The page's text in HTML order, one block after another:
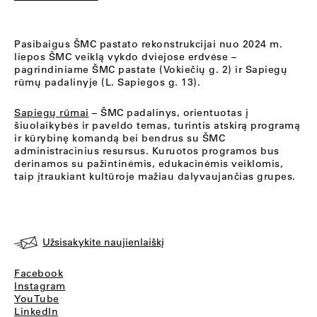
Pasibaigus ŠMC pastato rekonstrukcijai nuo 2024 m.
liepos ŠMC veiklą vykdo dviejose erdvėse –
pagrindiniame ŠMC pastate (Vokiečių g. 2) ir Sapiegų
rūmų padalinyje (L. Sapiegos g. 13).
Sapiegų rūmai – ŠMC padalinys, orientuotas į
šiuolaikybės ir paveldo temas, turintis atskirą programą
ir kūrybinę komandą bei bendrus su ŠMC
administracinius resursus. Kuruotos programos bus
derinamos su pažintinėmis, edukacinėmis veiklomis,
taip įtraukiant kultūroje mažiau dalyvaujančias grupes.
Užsisakykite naujienlaiškį
Facebook
Instagram
YouTube
LinkedIn